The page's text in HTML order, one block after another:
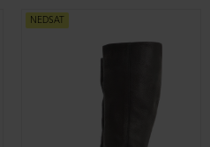
NEDSAT